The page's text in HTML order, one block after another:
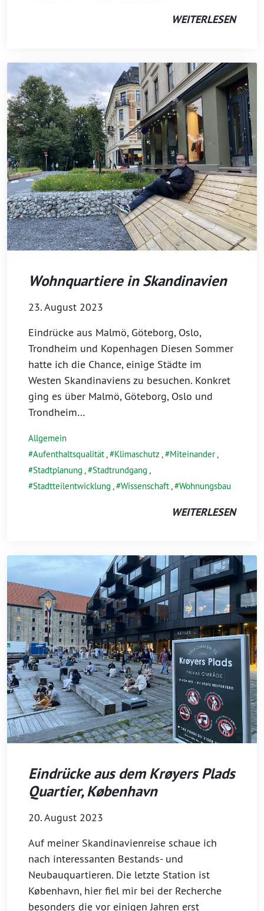
WEITERLESEN
Wohnquartiere in Skandinavien
23. August 2023
Eindrücke aus Malmö, Göteborg, Oslo,
Trondheim und Kopenhagen Diesen Sommer
hatte ich die Chance, einige Städte im
Westen Skandinaviens zu besuchen. Konkret
ging es über Malmö, Göteborg, Oslo und
Trondheim…
Allgemein
Aufenthaltsqualität, Klimaschutz , Miteinander,
Stadtplanung , Stadtrundgang ,
Stadtteilentwicklung , Wissenschaft, Wohnungsbau
WEITERLESEN
Eindrücke aus dem Krøyers Plads
Quartier, København
20. August 2023
Auf meiner Skandinavienreise schaue ich
nach interessanten Bestands- und
Neubauquartieren. Die letzte Station ist
København, hier fiel mir bei der Recherche
besonders die vor einigen Jahren erst